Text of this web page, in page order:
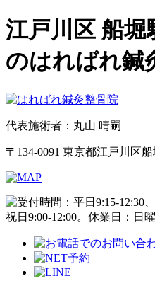
江戸川区 船堀
のはればれ鍼
代表施術者：丸山 晴嗣
〒134-0091 東京都江戸川区